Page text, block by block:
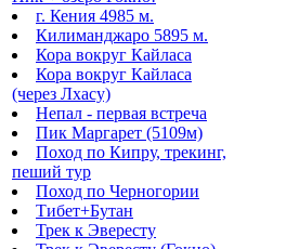
г. Кения 4985 м.
Килиманджаро 5895 м.
Кора вокруг Кайласа
Кора вокруг Кайласа
(через Лхасу)
Непал - первая встреча
Пик Маргарет (5109м)
Поход по Кипру, трекинг,
пеший тур
Поход по Черногории
Тибет+Бутан
Трек к Эвересту